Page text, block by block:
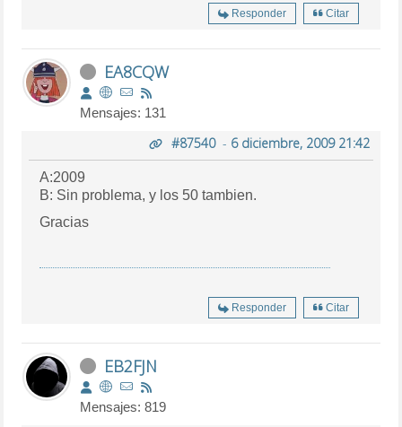
Responder Citar
EA8CQW
Mensajes: 131
#87540- 6 diciembre, 2009 21:42
A:2009
B: Sin problema, y los 50 tambien.
Gracias
Responder Citar
EB2FJN
Mensajes: 819